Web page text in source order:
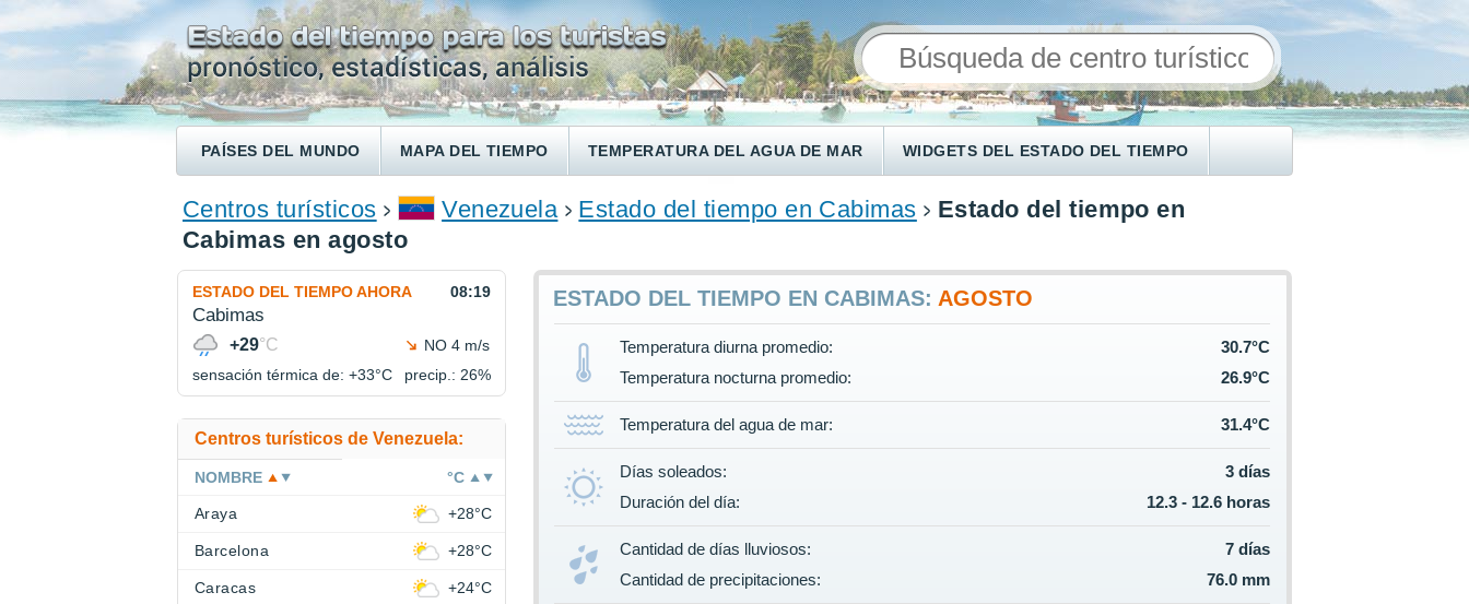
PAÍSES DEL MUNDO MAPA DEL TIEMPO TEMPERATURA DEL AGUA DE MAR WIDGETS DEL ESTADO DEL TIEMPO
ENCONTRAR UN HOTEL
Centros turísticos Venezuela Estado del tiempo en Cabimas
Estado del tiempo en
Cabimas en agosto
ESTADO DEL TIEMPO EN CABIMAS: AGOSTO
Temperatura diurna promedio:
30.7°C
Temperatura nocturna promedio:
26.9°C
Temperatura del agua de mar: 31.4°C
Días soleados:
3 días
Duración del día:
12.3 - 12.6 horas
Cantidad de días lluviosos:
7 días
Cantidad de precipitaciones:
76.0 mm
ESTADO DEL TIEMPO AHORA 08:19
Cabimas
+29°C
NO 4 m/s
sensación térmica de: +33°C precip.: 26%
Centros turísticos de Venezuela:
NOMBRE °C
Araya +28°C
Barcelona +28°C
Caracas +24°C